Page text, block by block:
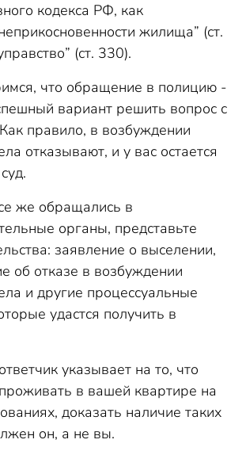
кодекса РФ, как
жилища” (ст.
(ст. 330).
что обращение в полицию -
вариант решить вопрос с
правило, в возбуждении
отказывают, и у вас остается
же обращались в
органы, представьте
заявление о выселении,
об отказе в возбуждении
и другие процессуальные
удастся получить в
указывает на то, что
в вашей квартире на
доказать наличие таких
он, а не вы.